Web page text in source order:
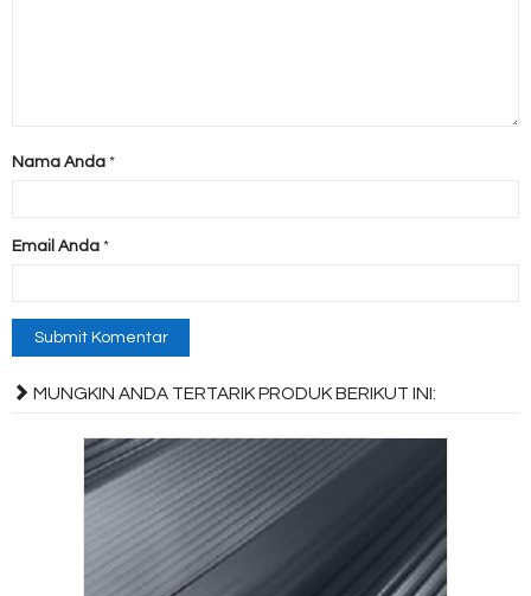
Nama Anda *
Email Anda *
MUNGKIN ANDA TERTARIK PRODUK BERIKUT INI: